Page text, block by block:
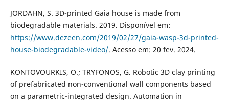
JORDAHN, S. 3D-printed Gaia house is made from
biodegradable materials. 2019. Disponível em:
https://www.dezeen.com/2019/02/27/gaia-wasp-3d-printed-
house-biodegradable-video/. Acesso em: 20 fev. 2024.
KONTOVOURKIS, O.; TRYFONOS, G. Robotic 3D clay printing
of prefabricated non-conventional wall components based
on a parametric-integrated design. Automation in